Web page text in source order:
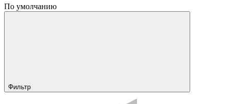
По умолчанию
Фильтр